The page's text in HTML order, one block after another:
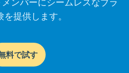
を提供します。
料で試す